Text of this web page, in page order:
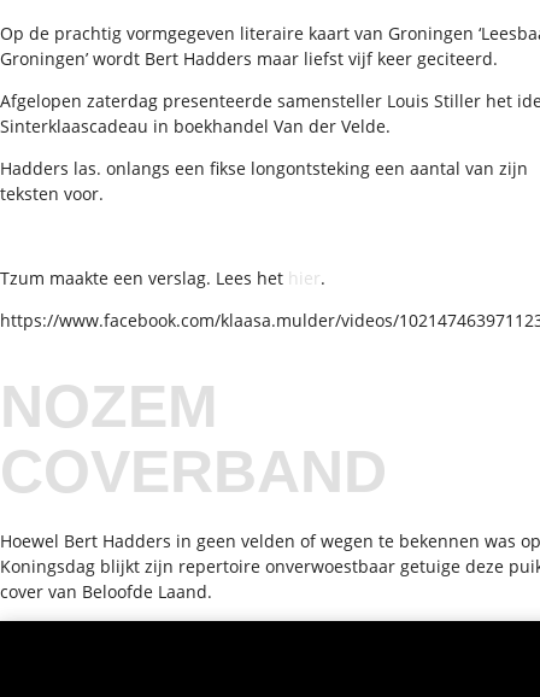
Op de prachtig vormgegeven literaire kaart van Groningen
Groningen’ wordt Bert Hadders maar liefst vijf keer geciteerd.
Afgelopen zaterdag presenteerde samensteller Louis Stiller het
Sinterklaascadeau in boekhandel Van der Velde.
Hadders las. onlangs een fikse longontsteking een aantal van zijn
teksten voor.
Tzum maakte een verslag. Lees het hier.
https://www.facebook.com/klaasa.mulder/videos/
NOZEM
COVERBAND
Hoewel Bert Hadders in geen velden of wegen te bekennen was op
Koningsdag blijkt zijn repertoire onverwoestbaar getuige deze
cover van Beloofde Laand.